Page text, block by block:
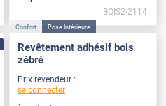
BOIS2-2114
Confort Pose Intérieure
Revêtement adhésif bois
zébré
Prix revendeur :
se connecter